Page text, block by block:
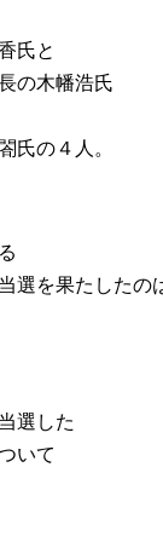
氏と
の木幡浩氏
氏の４人。
選を果たしたの
選した
いて